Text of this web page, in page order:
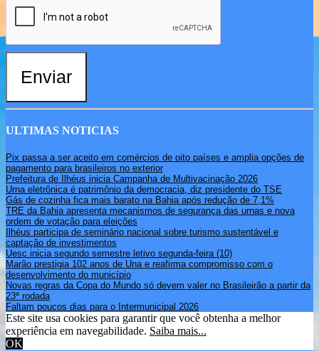
Enviar
ULTIMAS NOTICIAS
Pix passa a ser aceito em comércios de oito países e amplia opções de
pagamento para brasileiros no exterior
Prefeitura de Ilhéus inicia Campanha de Multivacinação 2026
Urna eletrônica é patrimônio da democracia, diz presidente do TSE
Gás de cozinha fica mais barato na Bahia após redução de 7,1%
TRE da Bahia apresenta mecanismos de segurança das urnas e nova
ordem de votação para eleições
Ilhéus participa de seminário nacional sobre turismo sustentável e
captação de investimentos
Uesc inicia segundo semestre letivo segunda-feira (10)
Marão prestigia 102 anos de Una e reafirma compromisso com o
desenvolvimento do município
Novas regras da Copa do Mundo só devem valer no Brasileirão a partir da
23ª rodada
Faltam poucos dias para o Intermunicipal 2026
Este site usa cookies para garantir que você obtenha a melhor
experiência em navegabilidade. Saiba mais...
OK